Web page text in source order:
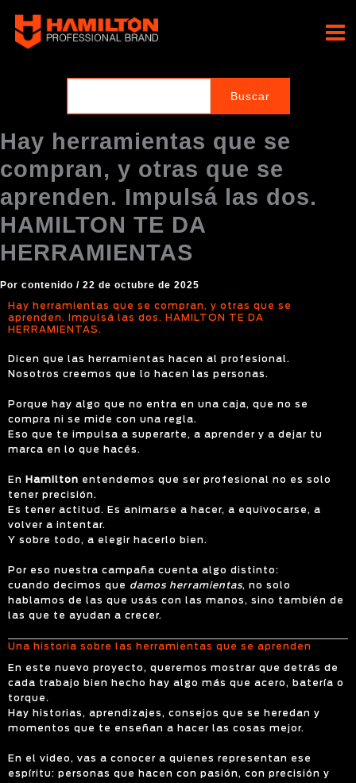
contenido
Hay herramientas que se
compran, y otras que se
aprenden. Impulsá las dos.
HAMILTON TE DA
HERRAMIENTAS
Por contenido / 22 de octubre de 2025
Hay herramientas que se compran, y otras que se
aprenden. Impulsá las dos. HAMILTON TE DA
HERRAMIENTAS.
Dicen que las herramientas hacen al profesional.
Nosotros creemos que lo hacen las personas.
Porque hay algo que no entra en una caja, que no se
compra ni se mide con una regla.
Eso que te impulsa a superarte, a aprender y a dejar tu
marca en lo que hacés.
En Hamilton entendemos que ser profesional no es solo
tener precisión.
Es tener actitud. Es animarse a hacer, a equivocarse, a
volver a intentar.
Y sobre todo, a elegir hacerlo bien.
Por eso nuestra campaña cuenta algo distinto:
cuando decimos que damos herramientas, no solo
hablamos de las que usás con las manos, sino también de
las que te ayudan a crecer.
Una historia sobre las herramientas que se aprenden
En este nuevo proyecto, queremos mostrar que detrás de
cada trabajo bien hecho hay algo más que acero, batería o
torque.
Hay historias, aprendizajes, consejos que se heredan y
momentos que te enseñan a hacer las cosas mejor.
En el video, vas a conocer a quienes representan ese
espíritu: personas que hacen con pasión, con precisión y